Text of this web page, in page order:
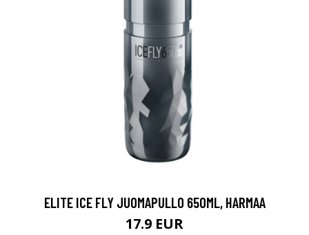
ELITE ICE FLY JUOMAPULLO 650ML, HARMAA
17.9 EUR